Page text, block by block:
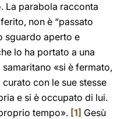
La parabola racconta
non è “passato
sguardo aperto e
lo ha portato a una
«si è fermato,
con le sue stesse
e si è occupato di lui.
tempo». [1] Gesù